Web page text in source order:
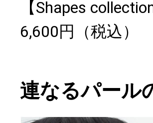
【Shapes
6,600円（税込）
連なるパール